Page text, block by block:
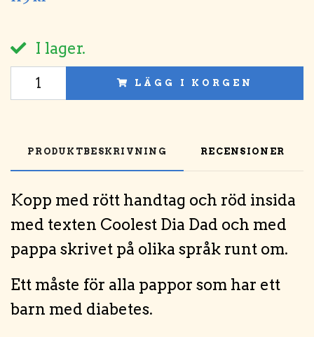
I lager.
LÄGG I KORGEN
PRODUKTBESKRIVNING RECENSIONER
Kopp med rött handtag och röd insida
med texten Coolest Dia Dad och med
pappa skrivet på olika språk runt om.
Ett måste för alla pappor som har ett
barn med diabetes.